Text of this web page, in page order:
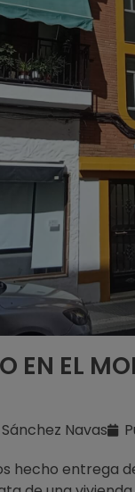
EN EL
Navas
hecho entrega